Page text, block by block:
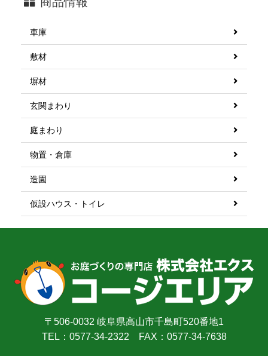
車庫
敷材
塀材
玄関まわり
庭まわり
物置・倉庫
造園
仮設ハウス・トイレ
〒506-0032 岐阜県高山市千島町520番地1
TEL：0577-34-2322 FAX：0577-34-7638